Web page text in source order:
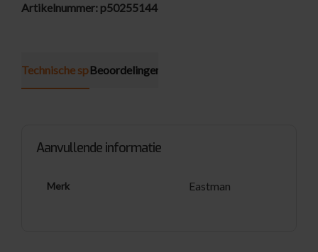
Artikelnummer: p50255144
Technische specificatie
Beoordelingen (0)
Aanvullende informatie
Merk Eastman